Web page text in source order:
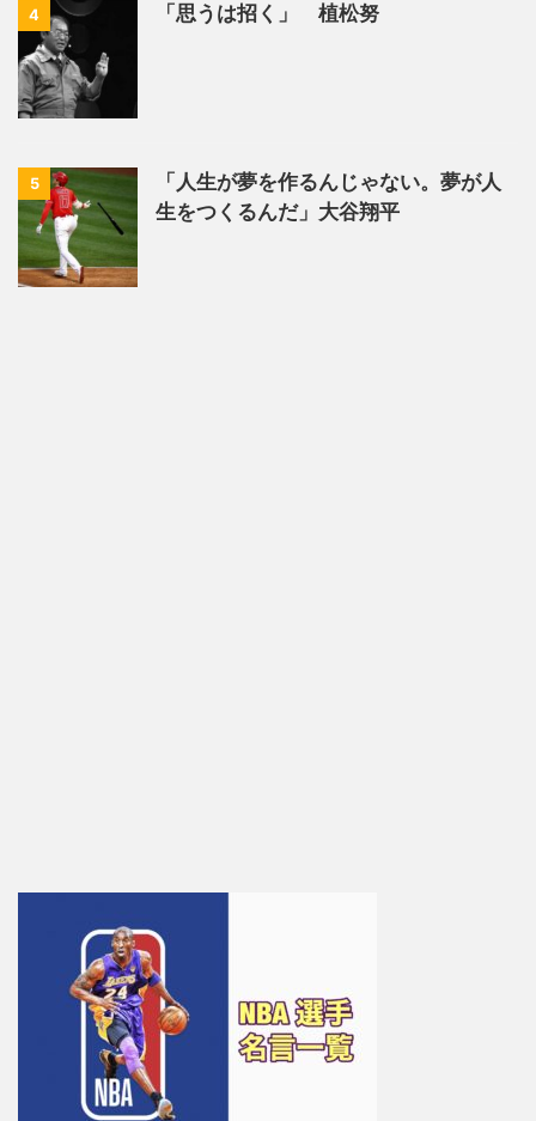
4 「思うは招く」 植松努
5
「人生が夢を作るんじゃない。夢が人
生をつくるんだ」大谷翔平